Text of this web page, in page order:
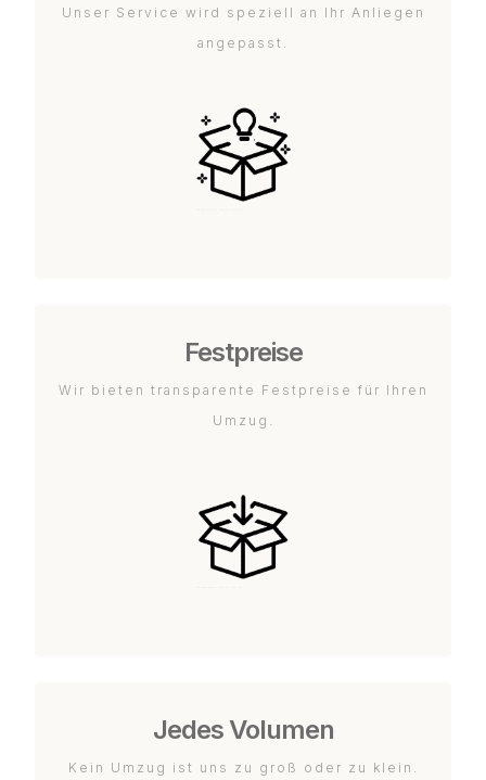
Unser Service wird speziell an Ihr Anliegen
angepasst.
Festpreise
Wir bieten transparente Festpreise für Ihren
Umzug.
Jedes Volumen
Kein Umzug ist uns zu groß oder zu klein.